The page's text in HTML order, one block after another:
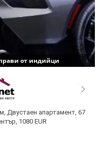
от индийци
Двустаен апартамент, 67
1080 EUR